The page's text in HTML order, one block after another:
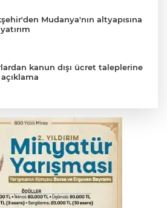
Mudanya'nın altyapısına
kanun dışı ücret taleplerine
ifade
yeşil alanlar titizlikle